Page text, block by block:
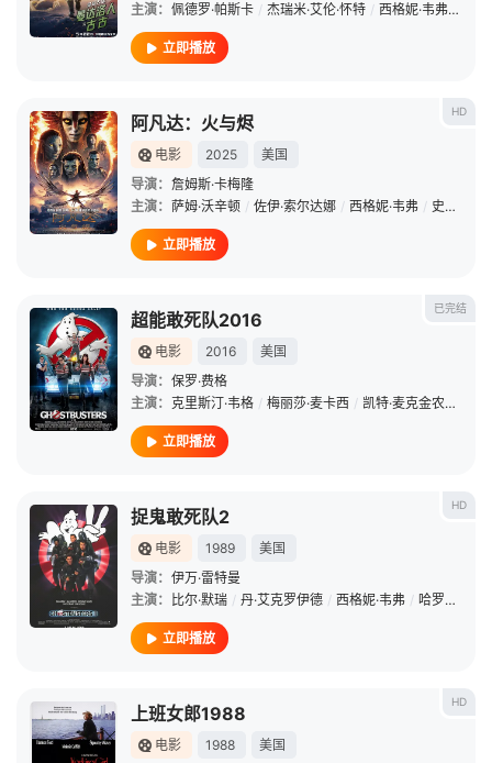
主演： 佩德罗·帕斯卡 / 杰瑞米·艾伦·怀特 / 西格妮·韦弗 /
立即播放
HD
阿凡达：火与烬
电影 2025
美国
导演： 詹姆斯·卡梅隆
主演： 萨姆·沃辛顿 / 佐伊·索尔达娜 / 西格妮·韦弗 / 史蒂芬·朗
立即播放
已完结
超能敢死队2016
电影 2016
美国
导演： 保罗·费格
主演： 克里斯汀·韦格 / 梅丽莎·麦卡西 / 凯特·麦克金农 /
立即播放
HD
捉鬼敢死队2
电影 1989
美国
导演： 伊万·雷特曼
主演：
比尔·默瑞 / 丹·艾克罗伊德 / 西格妮·韦弗 / 哈罗德·雷米斯
立即播放
HD
上班女郎1988
电影 1988
美国